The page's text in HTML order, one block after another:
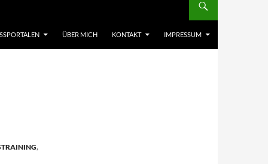
ÜBER MICH KONTAKT IMPRESSUM
,